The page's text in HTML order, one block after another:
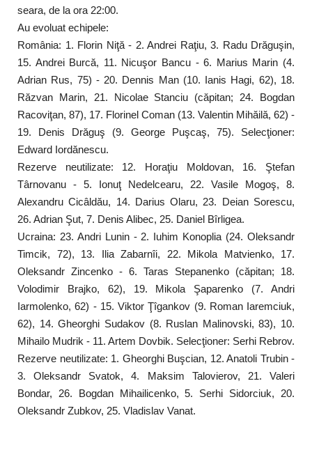
seara, de la ora 22:00.
Au evoluat echipele:
România: 1. Florin Niţă - 2. Andrei Raţiu, 3. Radu Drăguşin,
15. Andrei Burcă, 11. Nicuşor Bancu - 6. Marius Marin (4.
Adrian Rus, 75) - 20. Dennis Man (10. Ianis Hagi, 62), 18.
Răzvan Marin, 21. Nicolae Stanciu (căpitan; 24. Bogdan
Racoviţan, 87), 17. Florinel Coman (13. Valentin Mihăilă, 62) -
19. Denis Drăguş (9. George Puşcaş, 75). Selecţioner:
Edward Iordănescu.
Rezerve neutilizate: 12. Horaţiu Moldovan, 16. Ştefan
Târnovanu - 5. Ionuţ Nedelcearu, 22. Vasile Mogoş, 8.
Alexandru Cicâldău, 14. Darius Olaru, 23. Deian Sorescu,
26. Adrian Şut, 7. Denis Alibec, 25. Daniel Bîrligea.
Ucraina: 23. Andri Lunin - 2. Iuhim Konoplia (24. Oleksandr
Timcik, 72), 13. Ilia Zabarnîi, 22. Mikola Matvienko, 17.
Oleksandr Zincenko - 6. Taras Stepanenko (căpitan; 18.
Volodimir Brajko, 62), 19. Mikola Şaparenko (7. Andri
Iarmolenko, 62) - 15. Viktor Ţîgankov (9. Roman Iaremciuk,
62), 14. Gheorghi Sudakov (8. Ruslan Malinovski, 83), 10.
Mihailo Mudrik - 11. Artem Dovbik. Selecţioner: Serhi Rebrov.
Rezerve neutilizate: 1. Gheorghi Buşcian, 12. Anatoli Trubin -
3. Oleksandr Svatok, 4. Maksim Talovierov, 21. Valeri
Bondar, 26. Bogdan Mihailicenko, 5. Serhi Sidorciuk, 20.
Oleksandr Zubkov, 25. Vladislav Vanat.